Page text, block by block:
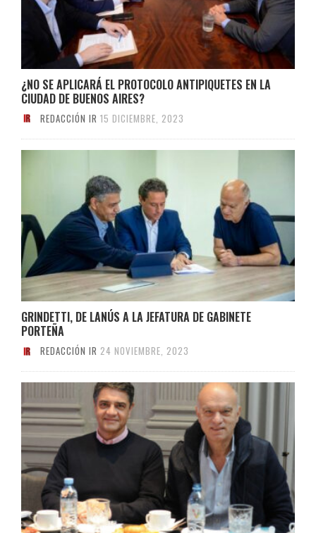
¿NO SE APLICARÁ EL PROTOCOLO ANTIPIQUETES EN LA
CIUDAD DE BUENOS AIRES?
REDACCIÓN IR 15 DICIEMBRE, 2023
GRINDETTI, DE LANÚS A LA JEFATURA DE GABINETE
PORTEÑA
REDACCIÓN IR 24 NOVIEMBRE, 2023